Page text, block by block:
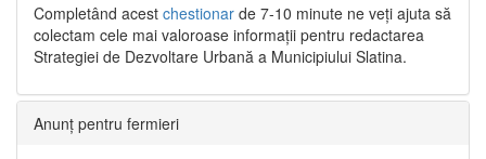
Completând acest chestionar de 7-10 minute ne veți ajuta să
colectam cele mai valoroase informații pentru redactarea
Strategiei de Dezvoltare Urbană a Municipiului Slatina.
Anunț pentru fermieri